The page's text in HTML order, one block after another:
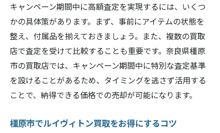
キャンペーン期間中に高額査定を実現するには、いくつ
かの具体策があります。まず、事前にアイテムの状態を
整え、付属品を揃えておきましょう。また、複数の買取
店で査定を受けて比較することも重要です。奈良県橿原
市の買取店では、キャンペーン期間中に特別な査定基準
を設けることがあるため、タイミングを逃さず活用する
ことで、納得できる価格での売却が可能になります。
橿原市でルイヴィトン買取をお得にするコツ